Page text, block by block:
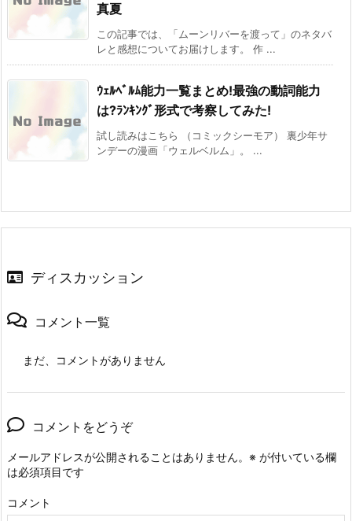
真夏
この記事では、「ムーンリバーを渡って」のネタバ
レと感想についてお届けします。 作 ...
ｳｪﾙﾍﾞﾙﾑ能力一覧まとめ!最強の動詞能力
は?ﾗﾝｷﾝｸﾞ形式で考察してみた!
試し読みはこちら （コミックシーモア） 裏少年サ
ンデーの漫画「ウェルベルム」。 ...
ディスカッション
コメント一覧
まだ、コメントがありません
コメントをどうぞ
メールアドレスが公開されることはありません。 ※ が付いている欄
は必須項目です
コメント